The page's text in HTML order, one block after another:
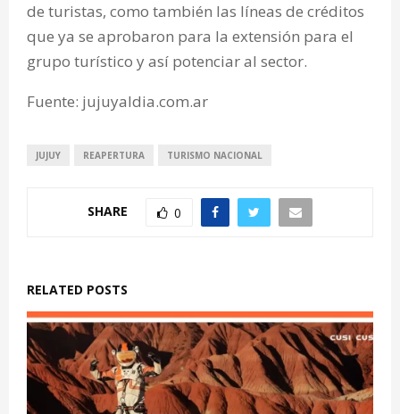
de turistas, como también las líneas de créditos
que ya se aprobaron para la extensión para el
grupo turístico y así potenciar al sector.
Fuente: jujuyaldia.com.ar
JUJUY REAPERTURA TURISMO NACIONAL
SHARE 0
RELATED POSTS